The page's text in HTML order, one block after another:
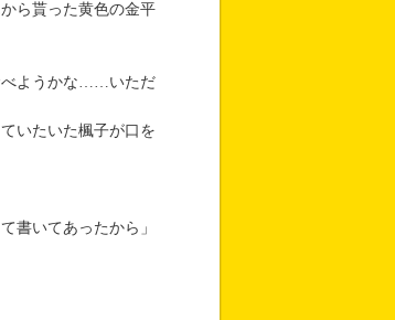
ら貰った黄色の金平
べようかな……いただ
いたいた楓子が口を
書いてあったから」